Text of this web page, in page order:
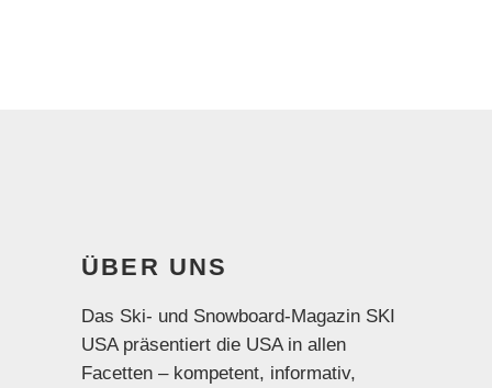
ÜBER UNS
Das Ski- und Snowboard-Magazin SKI
USA präsentiert die USA in allen
Facetten – kompetent, informativ,